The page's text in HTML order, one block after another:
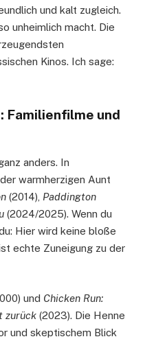
und kalt zugleich.
unheimlich macht. Die
Kinos. Ich sage:
Familienfilme und
anders. In
warmherzigen Aunt
(2014), Paddington
(2024/2025). Wenn du
Hier wird keine bloße
echte Zuneigung zu der
und Chicken Run:
zurück (2023). Die Henne
und skeptischem Blick